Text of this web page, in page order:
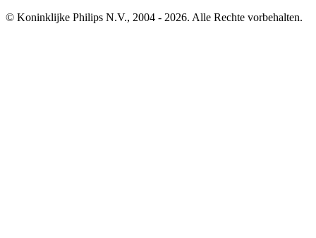
© Koninklijke Philips N.V., 2004 - 2026. Alle Rechte vorbehalten.